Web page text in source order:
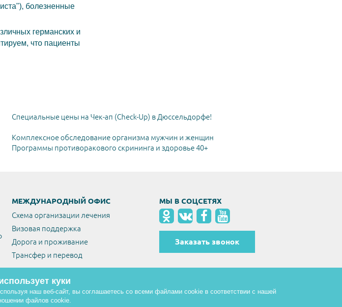
болезненные
германских и
что пациенты
Специальные цены на Чек-ап (Check-Up) в Дюссельдорфе!
Комплексное обследование организма мужчин и женщин
Программы противоракового скрининга и здоровье 40+
МЕЖДУНАРОДНЫЙ ОФИС
Схема организации лечения
Визовая поддержка
Дорога и проживание
Трансфер и перевод
МЫ В СОЦСЕТЯХ
Заказать звонок
куки
наш веб-сайт, вы соглашаетесь со всеми файлами cookie в соответствии с нашей
файлов cookie.